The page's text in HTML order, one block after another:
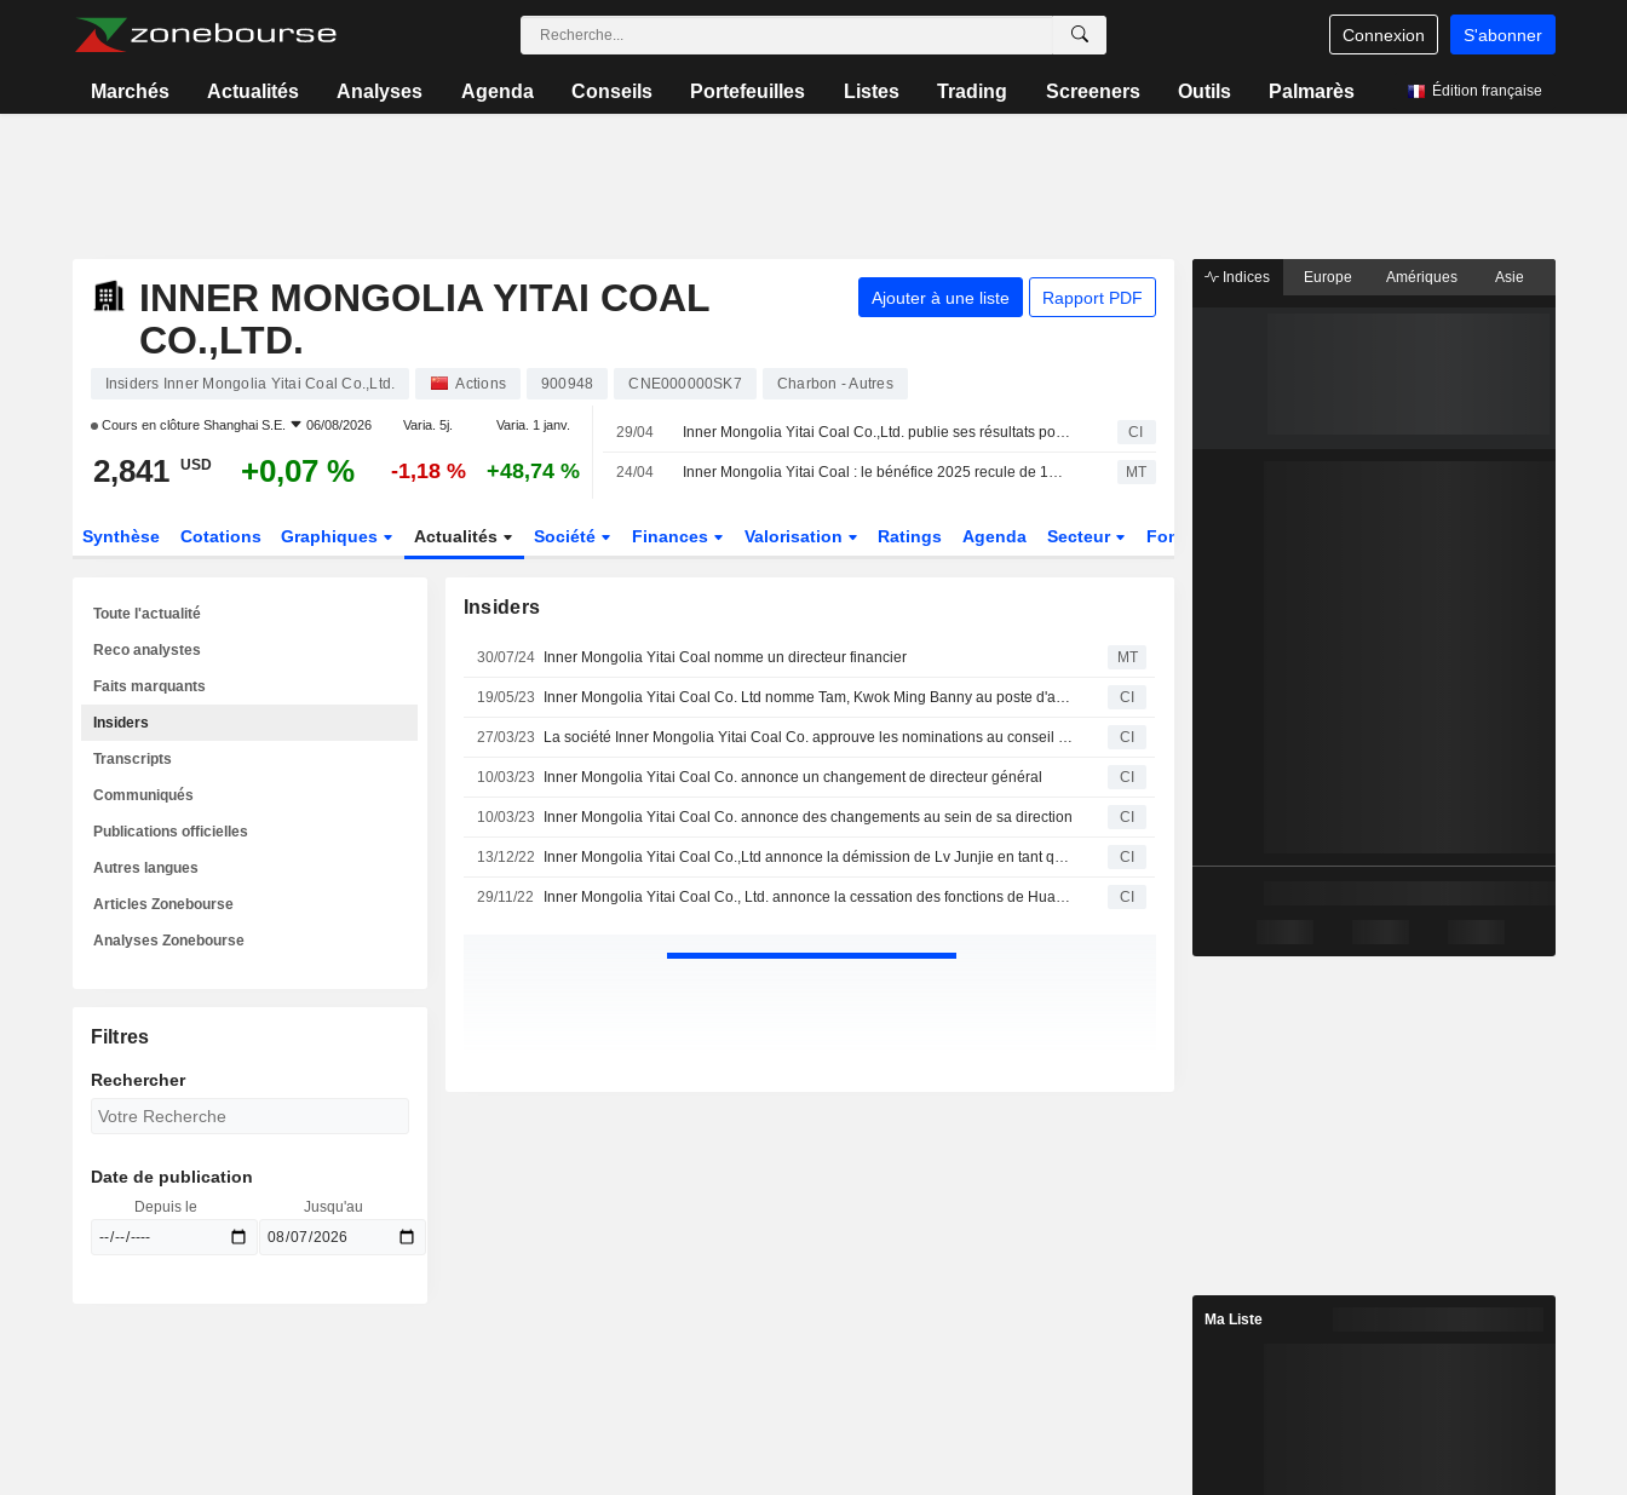
Connexion S'abonner
Marchés Actualités Analyses Agenda Conseils Portefeuilles Listes Trading Screeners Outils Palmarès Édition française
INNER MONGOLIA YITAI COAL
CO.,LTD.
Ajouter à une liste Rapport PDF
Insiders Inner Mongolia Yitai Coal Co.,Ltd. Actions 900948 CNE000000SK7 Charbon - Autres
Cours en clôture Shanghai S.E. 06/08/2026 Varia. 5j. Varia. 1 janv.
2,841 USD +0,07 % -1,18 % +48,74 %
29/04 Inner Mongolia Yitai Coal Co.,Ltd. publie ses résultats pour le premier trimestre clos le 31 mars 2026 CI
24/04 Inner Mongolia Yitai Coal : le bénéfice 2025 recule de 1%, le titre grimpe de 5% MT
Synthèse Cotations Graphiques Actualités Société Finances Valorisation Ratings Agenda Secteur Fonds et ETFs
Insiders
30/07/24 Inner Mongolia Yitai Coal nomme un directeur financier MT
19/05/23 Inner Mongolia Yitai Coal Co. Ltd nomme Tam, Kwok Ming Banny au poste d'administrateur indépendant non exécutif CI
27/03/23 La société Inner Mongolia Yitai Coal Co. approuve les nominations au conseil d'administration CI
10/03/23 Inner Mongolia Yitai Coal Co. annonce un changement de directeur général CI
10/03/23 Inner Mongolia Yitai Coal Co. annonce des changements au sein de sa direction CI
13/12/22 Inner Mongolia Yitai Coal Co.,Ltd annonce la démission de Lv Junjie en tant que directeur exécutif et membre du comité stratégique du conseil d'administration CI
29/11/22 Inner Mongolia Yitai Coal Co., Ltd. annonce la cessation des fonctions de Huang Sujian en tant que directeur non exécutif indépendant ainsi que président du comité de rémunération et d'évaluation et membre du comité d'audit, du comité de nomination, du comité de stratégie et du comité de production. CI
Toute l'actualité
Reco analystes
Faits marquants
Insiders
Transcripts
Communiqués
Publications officielles
Autres langues
Articles Zonebourse
Analyses Zonebourse
Filtres
Rechercher
Date de publication
Depuis le Jusqu'au
Indices Europe Amériques Asie
Ma Liste